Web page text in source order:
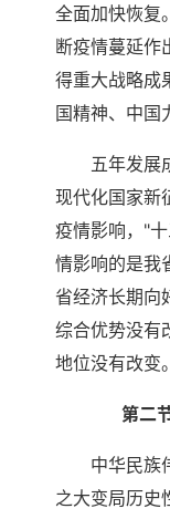
全面加快恢复
断疫情蔓延作
得重大战略成
国精神、中国
五年发展
现代化国家新
疫情影响，"
情影响的是我
省经济长期向
综合优势没有
地位没有改变。
第二
中华民族
之大变局历史